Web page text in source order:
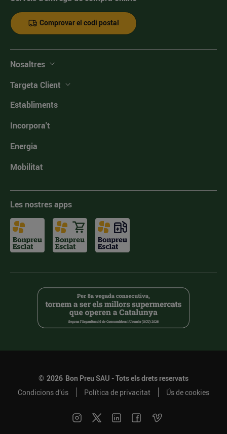
Comprovar el codi postal
Nosaltres
Targeta Client
Establiments
Incorpora't
Energia
Mobilitat
Les nostres apps
© 2026 Bon Preu SAU - Tots els drets reservats
Condicions d’ús
Política de privacitat Ús de cookies